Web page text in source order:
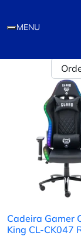
MENU
cadeira
Cadeira Gamer
King CL-CK047